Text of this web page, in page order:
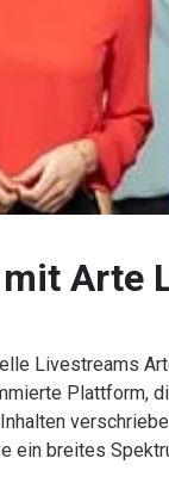
Arte
Livestreams
Plattform,
ein breites